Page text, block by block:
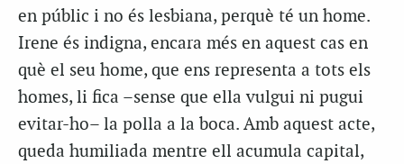
en públic i no és lesbiana, perquè té un home.
Irene és indigna, encara més en aquest cas en
què el seu home, que ens representa a tots els
homes, li fica –sense que ella vulgui ni pugui
evitar-ho– la polla a la boca. Amb aquest acte,
queda humiliada mentre ell acumula capital,